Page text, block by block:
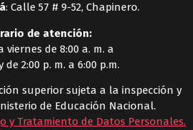
: Calle 57 # 9-52, Chapinero.
de atención:
viernes de 8:00 a. m. a
de 2:00 p. m. a 6:00 p.m.
superior sujeta a la inspección y
de Educación Nacional.
y Tratamiento de Datos Personales.